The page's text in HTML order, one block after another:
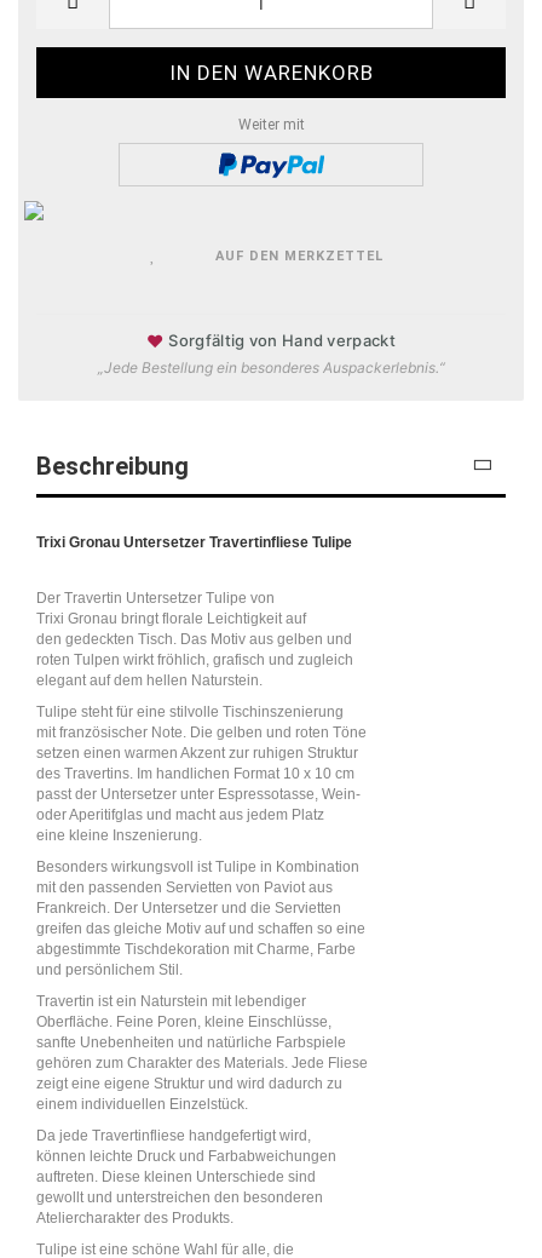
Weiter mit
AUF DEN MERKZETTEL
♥ Sorgfältig von Hand verpackt
„Jede Bestellung ein besonderes Auspackerlebnis.“
Beschreibung
Trixi Gronau Untersetzer Travertinfliese Tulipe
Der Travertin Untersetzer Tulipe von
Trixi Gronau bringt florale Leichtigkeit auf
den gedeckten Tisch. Das Motiv aus gelben und
roten Tulpen wirkt fröhlich, grafisch und zugleich
elegant auf dem hellen Naturstein.
Tulipe steht für eine stilvolle Tischinszenierung
mit französischer Note. Die gelben und roten Töne
setzen einen warmen Akzent zur ruhigen Struktur
des Travertins. Im handlichen Format 10 x 10 cm
passt der Untersetzer unter Espressotasse, Wein-
oder Aperitifglas und macht aus jedem Platz
eine kleine Inszenierung.
Besonders wirkungsvoll ist Tulipe in Kombination
mit den passenden Servietten von Paviot aus
Frankreich. Der Untersetzer und die Servietten
greifen das gleiche Motiv auf und schaffen so eine
abgestimmte Tischdekoration mit Charme, Farbe
und persönlichem Stil.
Travertin ist ein Naturstein mit lebendiger
Oberfläche. Feine Poren, kleine Einschlüsse,
sanfte Unebenheiten und natürliche Farbspiele
gehören zum Charakter des Materials. Jede Fliese
zeigt eine eigene Struktur und wird dadurch zu
einem individuellen Einzelstück.
Da jede Travertinfliese handgefertigt wird,
können leichte Druck und Farbabweichungen
auftreten. Diese kleinen Unterschiede sind
gewollt und unterstreichen den besonderen
Ateliercharakter des Produkts.
Tulipe ist eine schöne Wahl für alle, die